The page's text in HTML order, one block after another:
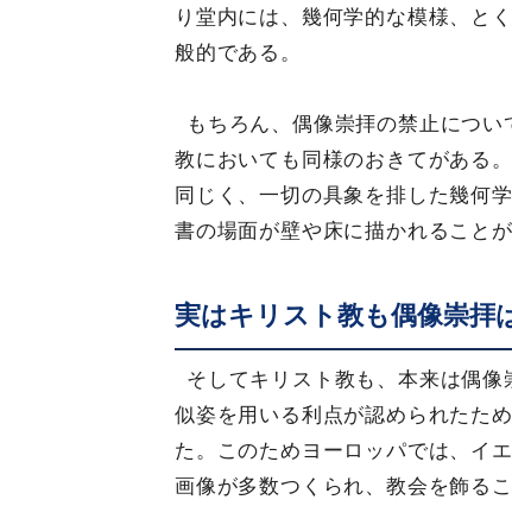
り堂内には、幾何学的な模様、と
般的である。
もちろん、偶像崇拝の禁止につ
教においても同様のおきてがある
同じく、一切の具象を排した幾何
書の場面が壁や床に描かれることが
実はキリスト教も偶像崇拝
そしてキリスト教も、本来は偶
似姿を用いる利点が認められたた
た。このためヨーロッパでは、イ
画像が多数つくられ、教会を飾るこ